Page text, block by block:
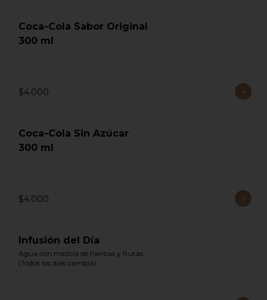
Coca-Cola Sabor Original
300 ml
$4.000
Coca-Cola Sin Azúcar
300 ml
$4.000
Infusión del Día
Agua con mezcla de hierbas y frutas.
(Todos los dias cambia).